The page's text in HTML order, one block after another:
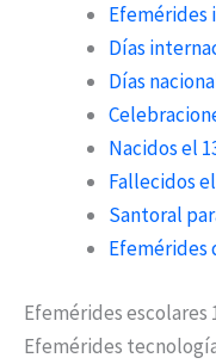
Efemérides
Días
Días
Nacidos el
Fallecidos
Santoral
Efemérides
Efemérides escolares
Efemérides